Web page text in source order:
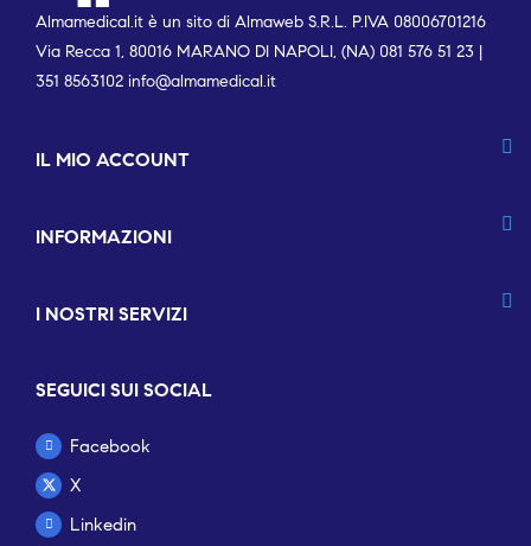
Almamedical.it è un sito di Almaweb S.R.L. P.IVA 08006701216
Via Recca 1, 80016 MARANO DI NAPOLI, (NA) 081 576 51 23 |
351 8563102 info@almamedical.it
IL MIO ACCOUNT
INFORMAZIONI
I NOSTRI SERVIZI
SEGUICI SUI SOCIAL
Facebook
X
Linkedin